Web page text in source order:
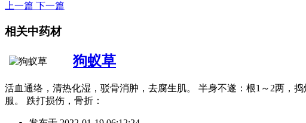
上一篇 下一篇
相关中药材
狗蚁草
活血通络，清热化湿，驳骨消肿，去腐生肌。 半身不遂：根1～2两，
服。 跌打损伤，骨折：